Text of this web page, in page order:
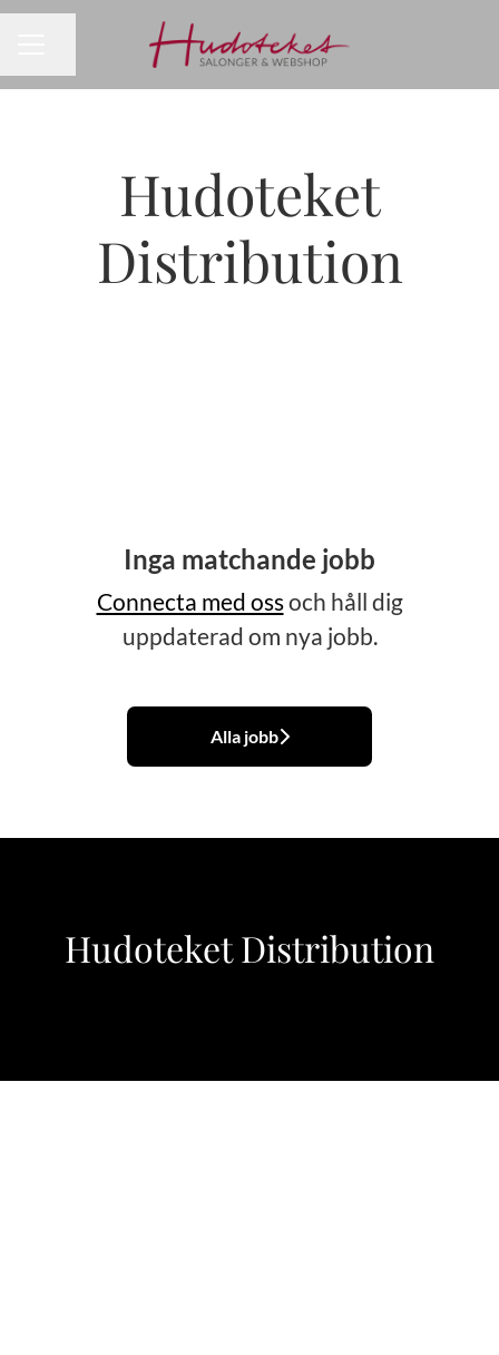
Hudoteket
Distribution
Inga matchande jobb
Connecta med ossoch håll dig
uppdaterad om nya jobb.
Alla jobb
Hudoteket Distribution